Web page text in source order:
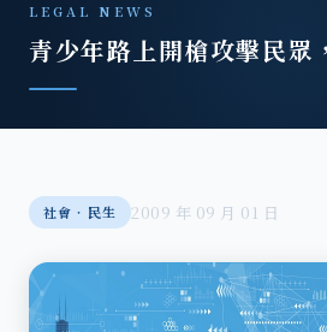
LEGAL NEWS
青少年路上開槍攻擊民眾
社會‧民生 2009 年 09 月 01 日